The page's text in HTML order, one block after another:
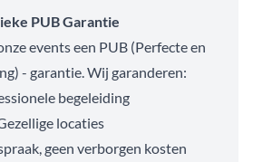
PUB Garantie
events een PUB (Perfecte en
- garantie. Wij garanderen:
begeleiding
locaties
geen verborgen kosten